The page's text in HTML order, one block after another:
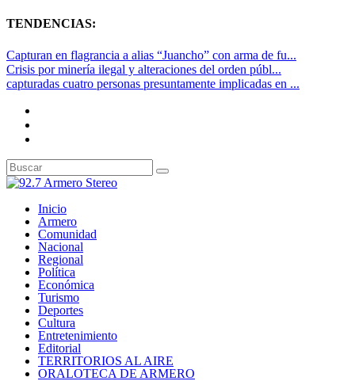
TENDENCIAS:
Capturan en flagrancia a alias “Juancho” con arma de fu...
Crisis por minería ilegal y alteraciones del orden públ...
capturadas cuatro personas presuntamente implicadas en ...
Inicio
Armero
Comunidad
Nacional
Regional
Política
Económica
Turismo
Deportes
Cultura
Entretenimiento
Editorial
TERRITORIOS AL AIRE
ORALOTECA DE ARMERO